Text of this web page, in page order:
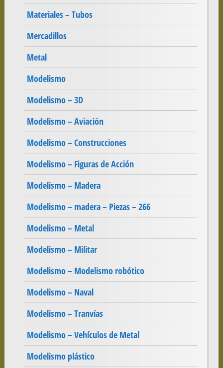
Materiales – Tubos
Mercadillos
Metal
Modelismo
Modelismo – 3D
Modelismo – Aviación
Modelismo – Construcciones
Modelismo – Figuras de Acción
Modelismo – Madera
Modelismo – madera – Piezas – 266
Modelismo – Metal
Modelismo – Militar
Modelismo – Modelismo robótico
Modelismo – Naval
Modelismo – Tranvías
Modelismo – Vehículos de Metal
Modelismo plástico